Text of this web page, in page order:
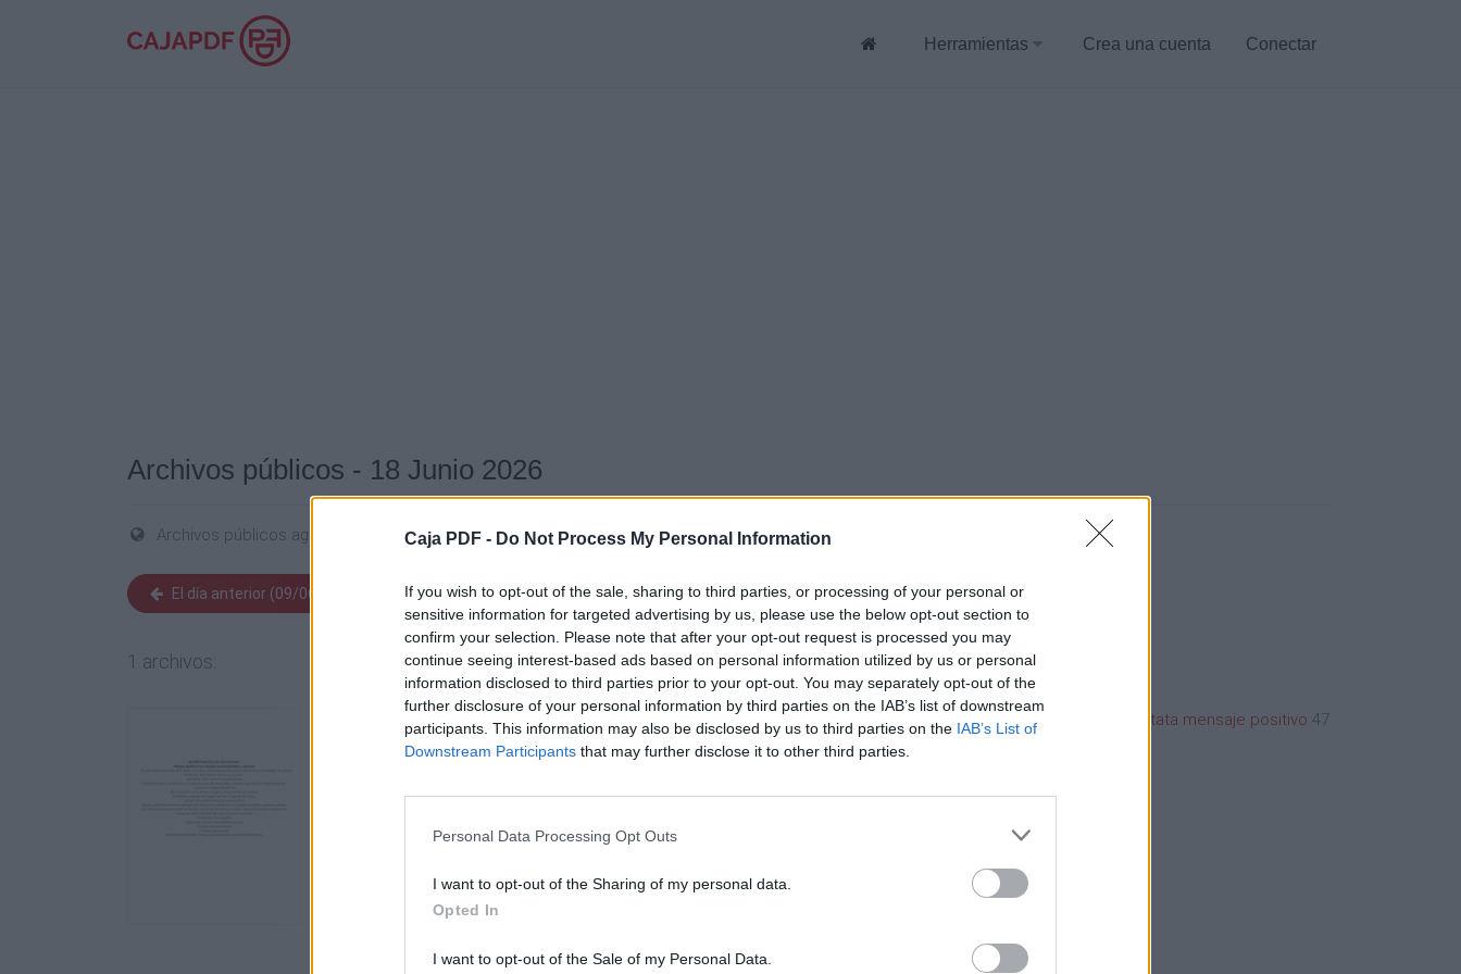
Caja PDF - Do Not Process My Personal Information
If you wish to opt-out of the sale, sharing to third parties, or processing of your personal or
sensitive information for targeted advertising by us, please use the below opt-out section to
confirm your selection. Please note that after your opt-out request is processed you may
continue seeing interest-based ads based on personal information utilized by us or personal
information disclosed to third parties prior to your opt-out. You may separately opt-out of the
further disclosure of your personal information by third parties on the IAB’s list of downstream
participants. This information may also be disclosed by us to third parties on the IAB’s List of
Downstream Participants that may further disclose it to other third parties.
Personal Data Processing Opt Outs
I want to opt-out of the Sharing of my personal data.
Opted In
I want to opt-out of the Sale of my Personal Data.
Herramientas Crea una cuenta Conectar
Archivos públicos - 18 Junio 2026
Archivos públicos agregados el 18 Junio 2026
El día anterior (09/06/2026) Día siguiente (19/06/2026)
1 archivos:
Advertencias seguridad patata mensaje positivo 47